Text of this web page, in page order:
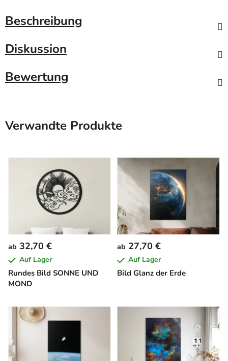
Beschreibung
Diskussion
Bewertung
Verwandte Produkte
Rundes Bild SONNE UND
MOND
ab 32,70 €
Auf Lager
Bild Glanz der Erde
ab 27,70 €
Auf Lager